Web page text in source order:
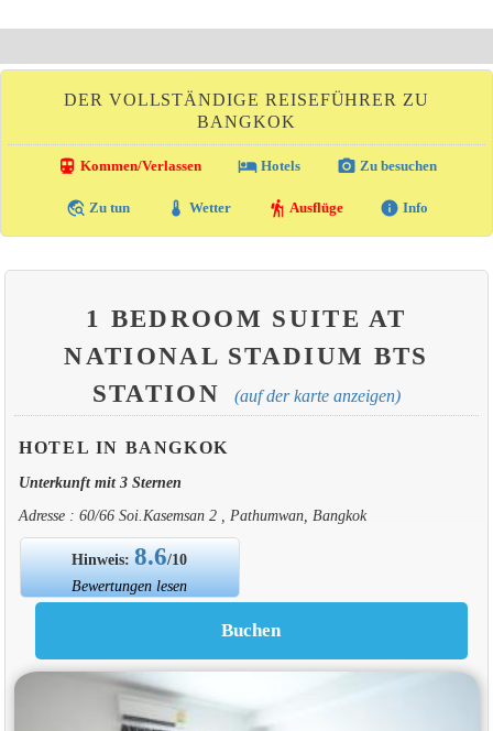
DER VOLLSTÄNDIGE REISEFÜHRER ZU
BANGKOK
directions_transit Kommen/Verlassen local_hotelHotels photo_camera Zu besuchen
travel_explore Zu tun thermostat Wetter hiking Ausflüge info Info
1 BEDROOM SUITE AT
NATIONAL STADIUM BTS
STATION
(auf der karte anzeigen)
HOTEL IN BANGKOK
Unterkunft mit 3 Sternen
Adresse : 60/66 Soi.Kasemsan 2 , Pathumwan, Bangkok
Hinweis:8.6/10
Bewertungen lesen